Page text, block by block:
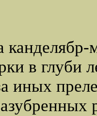
канделябр-
в глуби
иных